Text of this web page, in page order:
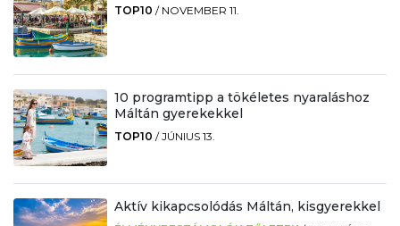
TOP10 / NOVEMBER 11.
10 programtipp a tökéletes nyaraláshoz
Máltán gyerekekkel
TOP10 /JÚNIUS 13.
Aktív kikapcsolódás Máltán, kisgyerekkel